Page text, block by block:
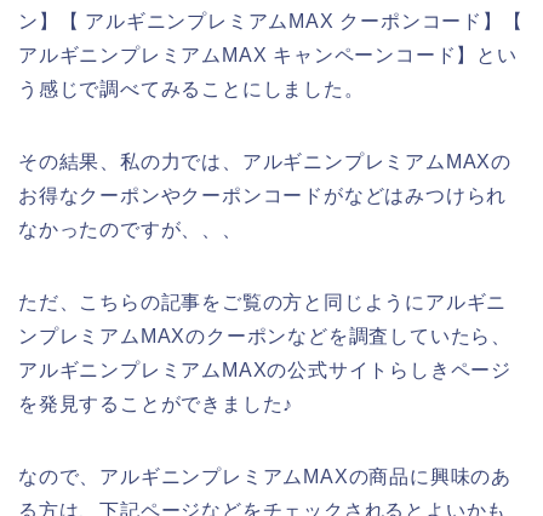
ン】【 アルギニンプレミアムMAX クーポンコード】【
アルギニンプレミアムMAX キャンペーンコード】とい
う感じで調べてみることにしました。
その結果、私の力では、アルギニンプレミアムMAXの
お得なクーポンやクーポンコードがなどはみつけられ
なかったのですが、、、
ただ、こちらの記事をご覧の方と同じようにアルギニ
ンプレミアムMAXのクーポンなどを調査していたら、
アルギニンプレミアムMAXの公式サイトらしきページ
を発見することができました♪
なので、アルギニンプレミアムMAXの商品に興味のあ
る方は、下記ページなどをチェックされるとよいかも